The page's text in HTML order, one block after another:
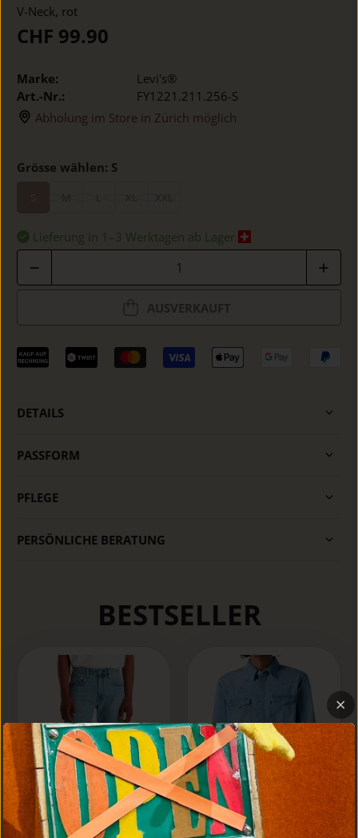
V-Neck, rot
CHF 99.90
Marke:
Levi's®
Art.-Nr.:
FY1221.211.256-S
Abholung im Store in Zürich möglich
Grösse wählen: S
Lieferung in 1–3 Werktagen ab Lager
DETAILS
PASSFORM
PFLEGE
PERSÖNLICHE BERATUNG
BESTSELLER